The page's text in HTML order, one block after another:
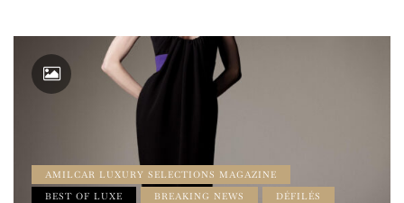
AMILCAR LUXURY SELECTIONS MAGAZINE
BEST OF LUXE
BREAKING NEWS
DÉFILÉS